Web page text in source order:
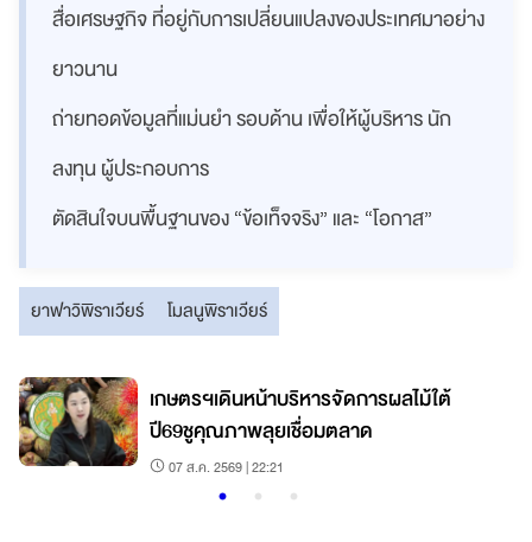
สื่อเศรษฐกิจ ที่อยู่กับการเปลี่ยนแปลงของประเทศมาอย่าง
ยาวนาน
ถ่ายทอดข้อมูลที่แม่นยำ รอบด้าน เพื่อให้ผู้บริหาร นัก
ลงทุน ผู้ประกอบการ
ตัดสินใจบนพื้นฐานของ “ข้อเท็จจริง” และ “โอกาส”
ยาฟาวิพิราเวียร์ โมลนูพิราเวียร์
เกษตรฯเดินหน้าบริหารจัดการผลไม้ใต้
ปี69ชูคุณภาพลุยเชื่อมตลาด
07 ส.ค. 2569 | 22:21